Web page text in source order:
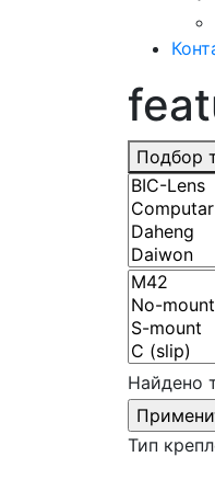
Подбор
Найдено
Тип